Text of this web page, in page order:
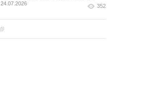
24.07.2026 352